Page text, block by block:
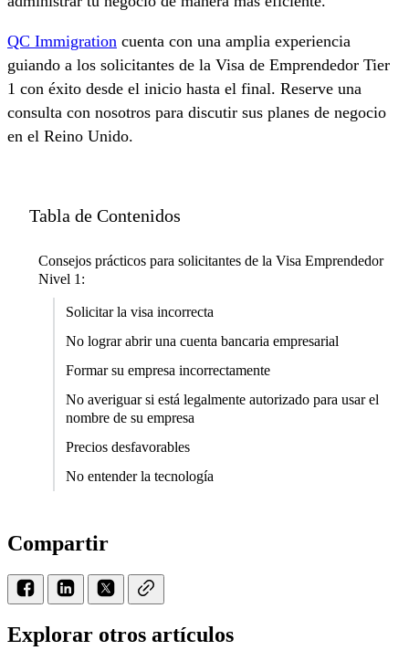
QC Immigration cuenta con una amplia experiencia
guiando a los solicitantes de la Visa de Emprendedor Tier
1 con éxito desde el inicio hasta el final. Reserve una
consulta con nosotros para discutir sus planes de negocio
en el Reino Unido.
Tabla de Contenidos
Consejos prácticos para solicitantes de la Visa Emprendedor
Nivel 1:
Solicitar la visa incorrecta
No lograr abrir una cuenta bancaria empresarial
Formar su empresa incorrectamente
No averiguar si está legalmente autorizado para usar el
nombre de su empresa
Precios desfavorables
No entender la tecnología
Compartir
Explorar otros artículos